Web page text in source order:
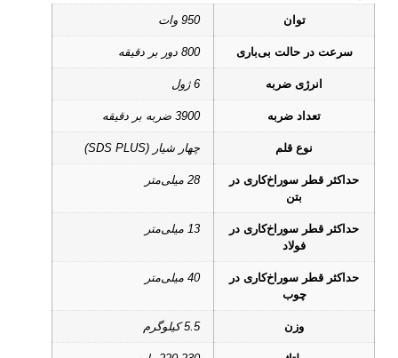
توان 950 وات
سرعت در حالت بی‌باری 800 دور بر دقیقه
انرژی ضربه‌ 6 ژول
تعداد ضربه 3900 ضربه بر دقیقه
نوع قلم چهار شیار (SDS PLUS)
حداکثر قطر سوراخ‌کاری در
بتن
28 میلی‌متر
حداکثر قطر سوراخ‌کاری در
فولاد
13 میلی‌متر
حداکثر قطر سوراخ‌کاری در
چوب
40 میلی‌متر
وزن 5.5 کیلوگرم